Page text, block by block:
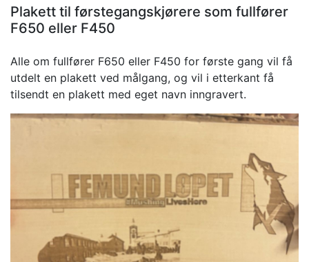
Plakett til førstegangskjørere som fullfører
F650 eller F450
Alle om fullfører F650 eller F450 for første gang vil få
utdelt en plakett ved målgang, og vil i etterkant få
tilsendt en plakett med eget navn inngravert.